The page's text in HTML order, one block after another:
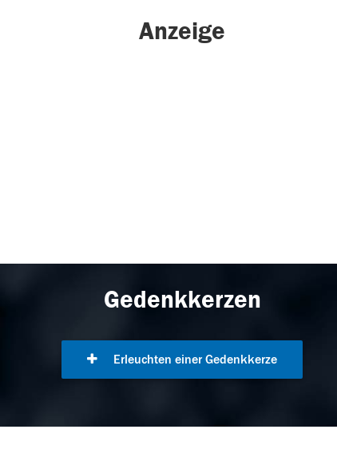
Anzeige
Gedenkkerzen
Erleuchten einer Gedenkkerze